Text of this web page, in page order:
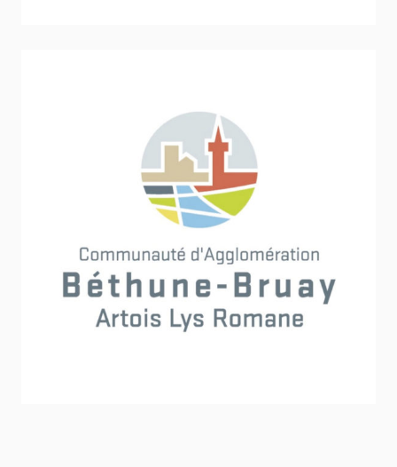
Artois Lys Romane
Sport - Loisirs - Jeunesse